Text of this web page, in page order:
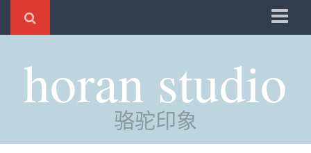
时光
评分
horan studio
骆驼印象